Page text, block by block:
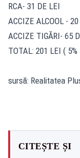
RCA- 31 DE LEI
ACCIZE ALCOOL -
ACCIZE TIGĂRI- 65
TOTAL: 201 LEI (
sursă: Realitatea
CITEȘTE ȘI